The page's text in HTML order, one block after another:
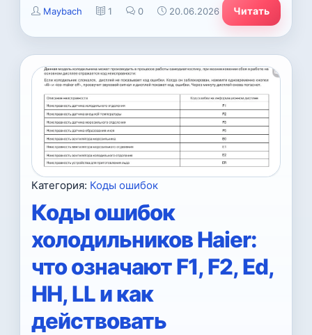
Maybach 1 0 20.06.2026 Читать
Категория: Коды ошибок
Коды ошибок
холодильников Haier:
что означают F1, F2, Ed,
HH, LL и как
действовать